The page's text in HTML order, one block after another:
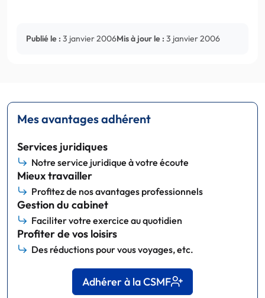
Publié le : 3 janvier 2006Mis à jour le : 3 janvier 2006
Mes avantages adhérent
Services juridiques
Notre service juridique à votre écoute
Mieux travailler
Profitez de nos avantages professionnels
Gestion du cabinet
Faciliter votre exercice au quotidien
Profiter de vos loisirs
Des réductions pour vous voyages, etc.
Adhérer à la CSMF